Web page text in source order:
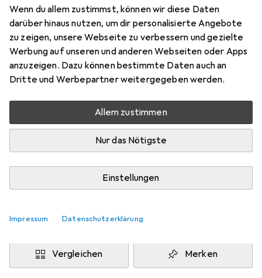
Wenn du allem zustimmst, können wir diese Daten
darüber hinaus nutzen, um dir personalisierte Angebote
zu zeigen, unsere Webseite zu verbessern und gezielte
Werbung auf unseren und anderen Webseiten oder Apps
anzuzeigen. Dazu können bestimmte Daten auch an
Dritte und Werbepartner weitergegeben werden.
Allem zustimmen
Nur das Nötigste
Einstellungen
Impressum Datenschutzerklärung
200 x 250 cm
Preis in EUR inkl. MwSt.
27
Bewertungen Marke
Mehr von Snapstyle
Mehr als 10 Stück an Lager beim Drittanbieter
Lieferort angeben für genaue Lieferzeit
teppichversand24DE
In den Warenkorb
Vergleichen Merken